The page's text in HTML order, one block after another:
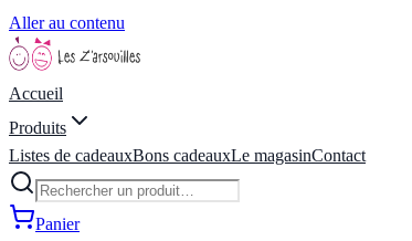
Aller au contenu
Accueil
Produits
Listes de cadeauxBons cadeauxLe magasinContact
Panier